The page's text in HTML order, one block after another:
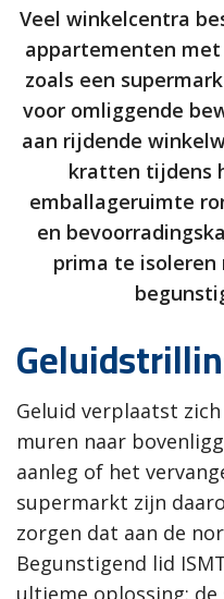
Veel winkelcentra
appartementen
zoals een
voor omliggende
aan rijdende
kratten tijdens
emballageruimte
en
prima te isoleren
Geluid verplaatst
muren naar
aanleg of het
supermarkt zijn
zorgen dat aan de
Begunstigend lid
ultieme oplossing: de